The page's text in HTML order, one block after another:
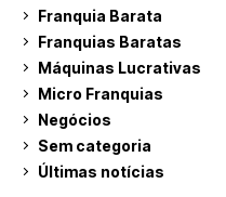
Franquia Barata
Franquias Baratas
Máquinas Lucrativas
Micro Franquias
Negócios
Sem categoria
Últimas notícias